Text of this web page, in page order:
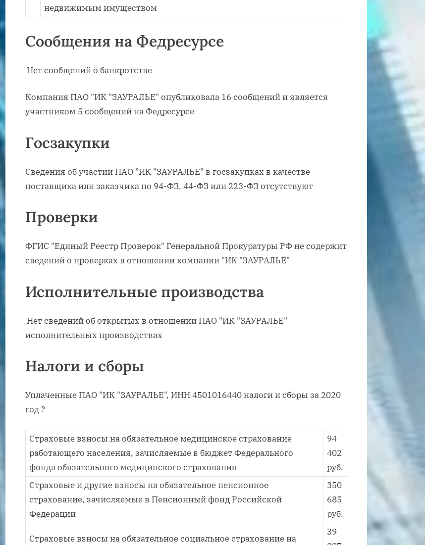
недвижимым имуществом
Сообщения на Федресурсе
Нет сообщений о банкротстве
Компания ПАО "ИК "ЗАУРАЛЬЕ" опубликовала 16 сообщений и является
участником 5 сообщений на Федресурсе
Госзакупки
Сведения об участии ПАО "ИК "ЗАУРАЛЬЕ" в госзакупках в качестве
поставщика или заказчика по 94-ФЗ, 44-ФЗ или 223-ФЗ отсутствуют
Проверки
ФГИС "Единый Реестр Проверок" Генеральной Прокуратуры РФ не содержит
сведений о проверках в отношении компании "ИК "ЗАУРАЛЬЕ"
Исполнительные производства
Нет сведений об открытых в отношении ПАО "ИК "ЗАУРАЛЬЕ"
исполнительных производствах
Налоги и сборы
Уплаченные ПАО "ИК "ЗАУРАЛЬЕ", ИНН 4501016440 налоги и сборы за 2020
год ?
Страховые взносы на обязательное медицинское страхование
работающего населения, зачисляемые в бюджет Федерального
фонда обязательного медицинского страхования
94
402
руб.
Страховые и другие взносы на обязательное пенсионное
страхование, зачисляемые в Пенсионный фонд Российской
Федерации
350
685
руб.
Страховые взносы на обязательное социальное страхование на
39